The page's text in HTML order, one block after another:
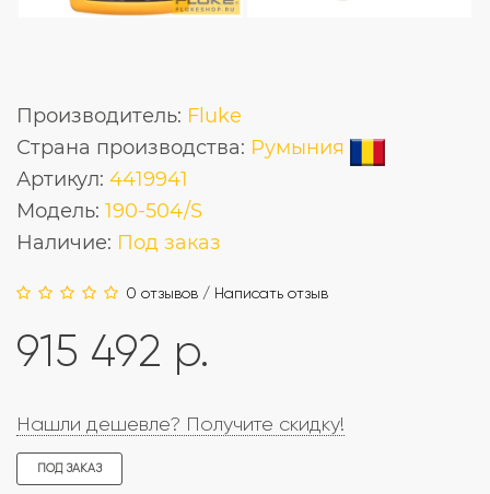
Производитель: Fluke
Страна производства: Румыния
Артикул: 4419941
Модель: 190-504/S
Наличие: Под заказ
0 отзывов / Написать отзыв
915 492 р.
Нашли дешевле? Получите скидку!
ПОД ЗАКАЗ